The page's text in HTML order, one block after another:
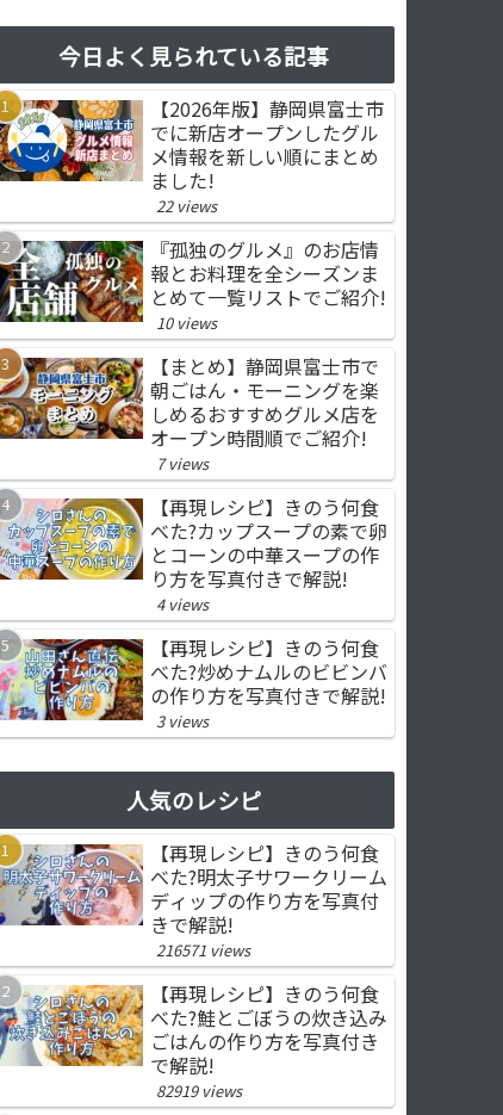
今日よく見られている記事
【2026年版】静岡県富士市
でに新店オープンしたグル
メ情報を新しい順にまとめ
ました!
22 views
『孤独のグルメ』のお店情
報とお料理を全シーズンま
とめて一覧リストでご紹介!
10 views
【まとめ】静岡県富士市で
朝ごはん・モーニングを楽
しめるおすすめグルメ店を
オープン時間順でご紹介!
7 views
【再現レシピ】きのう何食
べた?カップスープの素で卵
とコーンの中華スープの作
り方を写真付きで解説!
4 views
【再現レシピ】きのう何食
べた?炒めナムルのビビンバ
の作り方を写真付きで解説!
3 views
人気のレシピ
【再現レシピ】きのう何食
べた?明太子サワークリーム
ディップの作り方を写真付
きで解説!
216571 views
【再現レシピ】きのう何食
べた?鮭とごぼうの炊き込み
ごはんの作り方を写真付き
で解説!
82919 views